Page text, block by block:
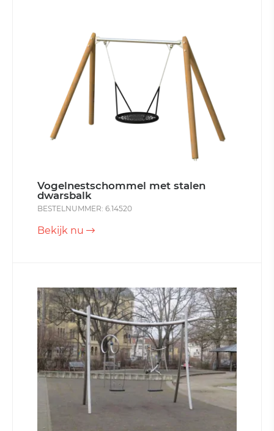
Vogelnestschommel met stalen
dwarsbalk
BESTELNUMMER: 6.14520
Bekijk nu